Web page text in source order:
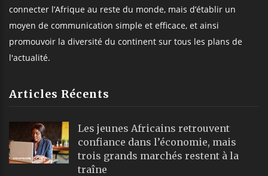
connecter l’Afrique au reste du monde, mais d’établir un
moyen de communication simple et efficace, et ainsi
promouvoir la diversité du continent sur tous les plans de
l'actualité.
Articles Récents
Les jeunes Africains retrouvent
confiance dans l’économie, mais
trois grands marchés restent à la
traîne